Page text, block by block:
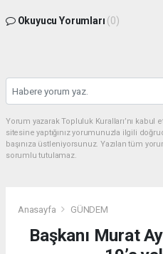
Okuyucu Yorumları (0)
Yorum yazarak Topluluk Kuralları’nı
sitesine yaptığınız yorumunuzla ilgili
başınıza üstleniyorsunuz. Yazılan tüm
sorumlu tutulamaz.
Anasayfa GÜNDEM
Başkanı Murat